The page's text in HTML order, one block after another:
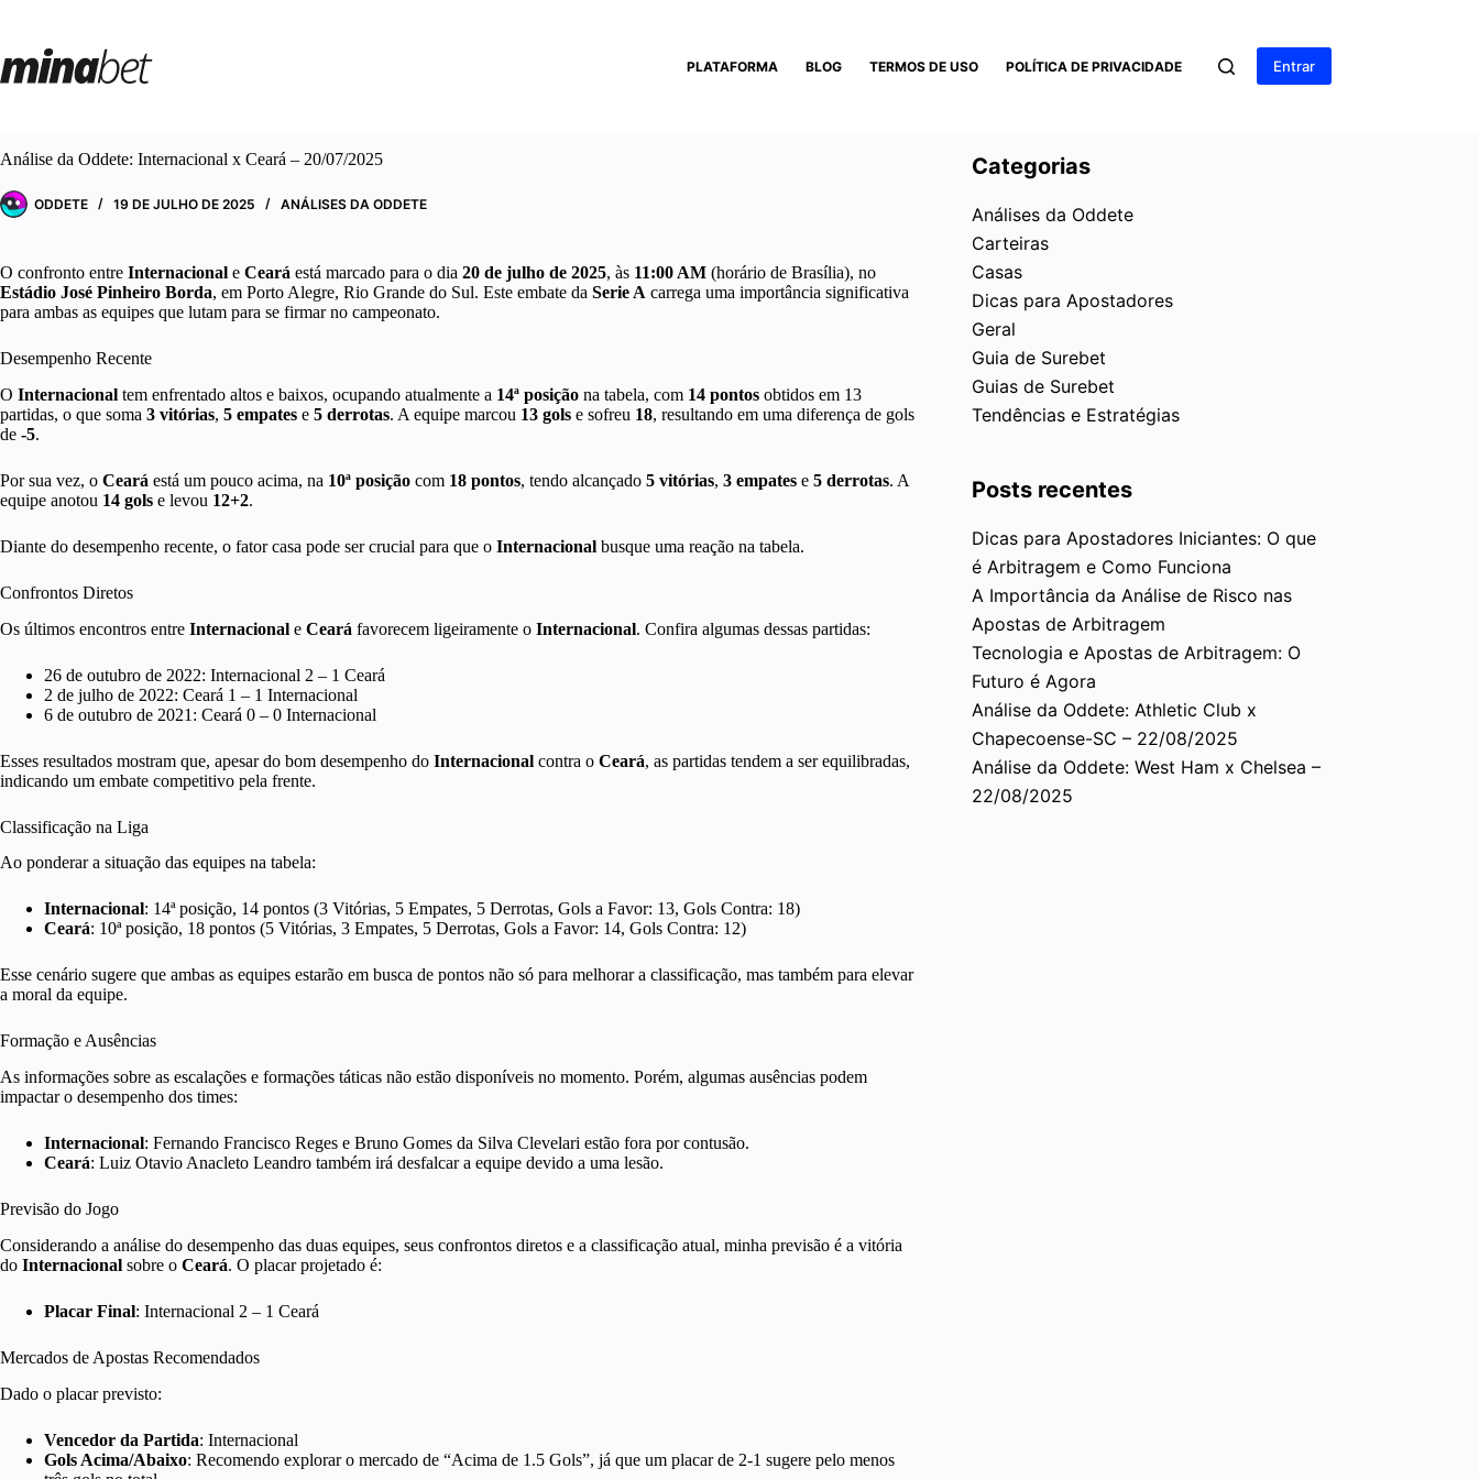
conteúdo
PLATAFORMA BLOG TERMOS DE USO POLÍTICA DE PRIVACIDADE Entrar
Análise da Oddete: Internacional x Ceará – 20/07/2025
ODDETE 19 DE JULHO DE 2025 ANÁLISES DA ODDETE
O confronto entre Internacional e Ceará está marcado para o dia 20 de julho de 2025, às 11:00 AM (horário de Brasília), no
Estádio José Pinheiro Borda, em Porto Alegre, Rio Grande do Sul. Este embate da Serie A carrega uma importância significativa
para ambas as equipes que lutam para se firmar no campeonato.
Desempenho Recente
O Internacional tem enfrentado altos e baixos, ocupando atualmente a 14ª posição na tabela, com 14 pontos obtidos em 13
partidas, o que soma 3 vitórias, 5 empates e 5 derrotas. A equipe marcou 13 gols e sofreu 18, resultando em uma diferença de gols
de -5.
Por sua vez, o Ceará está um pouco acima, na 10ª posição com 18 pontos, tendo alcançado 5 vitórias, 3 empates e 5 derrotas. A
equipe anotou 14 gols e levou 12+2.
Diante do desempenho recente, o fator casa pode ser crucial para que o Internacional busque uma reação na tabela.
Confrontos Diretos
Os últimos encontros entre Internacional e Ceará favorecem ligeiramente o Internacional. Confira algumas dessas partidas:
26 de outubro de 2022: Internacional 2 – 1 Ceará
2 de julho de 2022: Ceará 1 – 1 Internacional
6 de outubro de 2021: Ceará 0 – 0 Internacional
Esses resultados mostram que, apesar do bom desempenho do Internacional contra o Ceará, as partidas tendem a ser equilibradas,
indicando um embate competitivo pela frente.
Classificação na Liga
Ao ponderar a situação das equipes na tabela:
Internacional: 14ª posição, 14 pontos (3 Vitórias, 5 Empates, 5 Derrotas, Gols a Favor: 13, Gols Contra: 18)
Ceará: 10ª posição, 18 pontos (5 Vitórias, 3 Empates, 5 Derrotas, Gols a Favor: 14, Gols Contra: 12)
Esse cenário sugere que ambas as equipes estarão em busca de pontos não só para melhorar a classificação, mas também para elevar
a moral da equipe.
Formação e Ausências
As informações sobre as escalações e formações táticas não estão disponíveis no momento. Porém, algumas ausências podem
impactar o desempenho dos times:
Internacional: Fernando Francisco Reges e Bruno Gomes da Silva Clevelari estão fora por contusão.
Ceará: Luiz Otavio Anacleto Leandro também irá desfalcar a equipe devido a uma lesão.
Previsão do Jogo
Considerando a análise do desempenho das duas equipes, seus confrontos diretos e a classificação atual, minha previsão é a vitória
do Internacional sobre o Ceará. O placar projetado é:
Placar Final: Internacional 2 – 1 Ceará
Mercados de Apostas Recomendados
Dado o placar previsto:
Vencedor da Partida: Internacional
Gols Acima/Abaixo: Recomendo explorar o mercado de “Acima de 1.5 Gols”, já que um placar de 2-1 sugere pelo menos
Categorias
Análises da Oddete
Carteiras
Casas
Dicas para Apostadores
Geral
Guia de Surebet
Guias de Surebet
Tendências e Estratégias
Posts recentes
Dicas para Apostadores Iniciantes: O que
é Arbitragem e Como Funciona
A Importância da Análise de Risco nas
Apostas de Arbitragem
Tecnologia e Apostas de Arbitragem: O
Futuro é Agora
Análise da Oddete: Athletic Club x
Chapecoense-SC – 22/08/2025
Análise da Oddete: West Ham x Chelsea –
22/08/2025